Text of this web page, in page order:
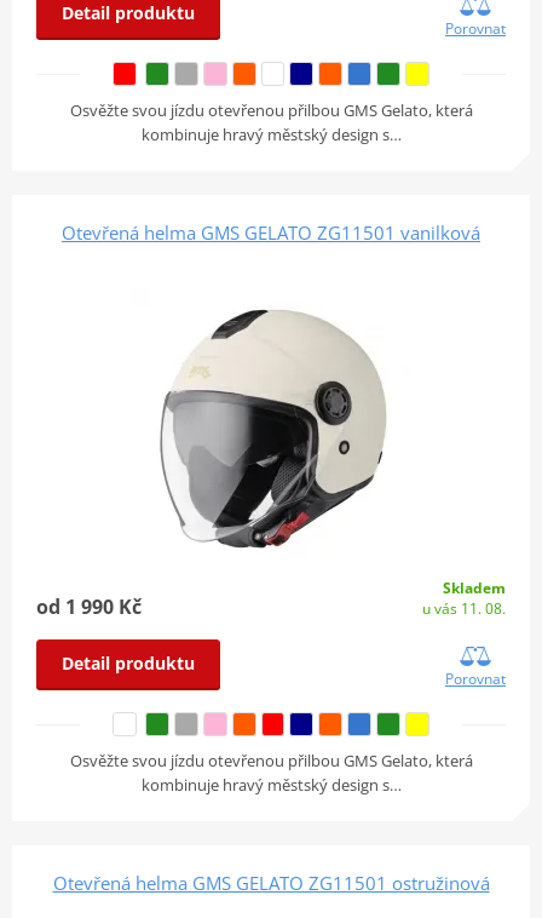
Detail produktu
Porovnat
Osvěžte svou jízdu otevřenou přilbou GMS Gelato, která
kombinuje hravý městský design s…
Otevřená helma GMS GELATO ZG11501 vanilková
od 1 990 Kč
Skladem
u vás 11. 08.
Detail produktu
Porovnat
Osvěžte svou jízdu otevřenou přilbou GMS Gelato, která
kombinuje hravý městský design s…
Otevřená helma GMS GELATO ZG11501 ostružinová